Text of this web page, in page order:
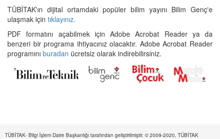
TÜBİTAK'ın dijital ortamdaki popüler bilim yayını Bilim Genç'e
ulaşmak için tıklayınız.
PDF formatını açabilmek için Adobe Acrobat Reader ya da
benzeri bir programa ihtiyacınız olacaktır. Adobe Acrobat Reader
programını buradan ücretsiz olarak indirebilirsiniz.
TÜBİTAK- Bilgi İşlem Daire Başkanlığı tarafından geliştirilmiştir. © 2009-2020, TÜBİTAK